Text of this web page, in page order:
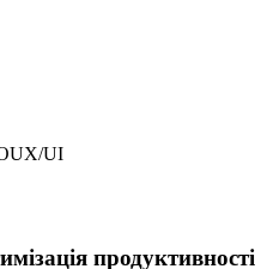
UX/UI
продуктивності